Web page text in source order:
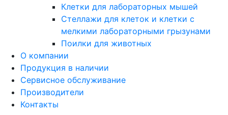
Клетки для лабораторных мышей
Стеллажи для клеток и клетки с
мелкими лабораторными грызунами
Поилки для животных
О компании
Продукция в наличии
Сервисное обслуживание
Производители
Контакты